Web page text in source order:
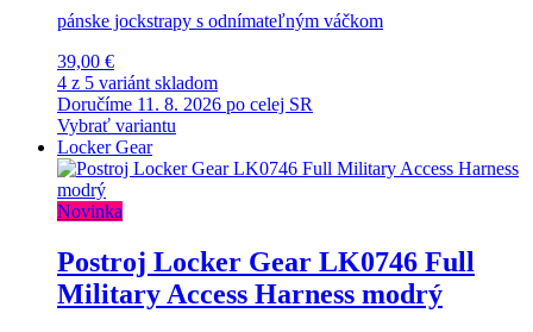
pánske jockstrapy s odnímateľným váčkom
39,00 €
4 z 5 variánt skladom
Doručíme 11. 8. 2026 po celej SR
Vybrať variantu
Locker Gear
Novinka
Postroj Locker Gear LK0746 Full
Military Access Harness modrý